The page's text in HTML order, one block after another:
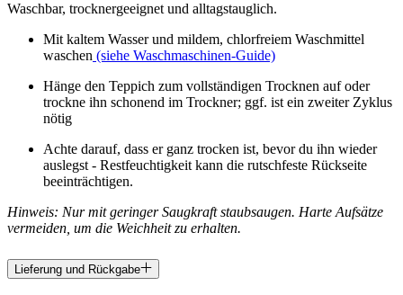
Waschbar, trocknergeeignet und alltagstauglich.
Mit kaltem Wasser und mildem, chlorfreiem Waschmittel
waschen (siehe Waschmaschinen-Guide)
Hänge den Teppich zum vollständigen Trocknen auf oder
trockne ihn schonend im Trockner; ggf. ist ein zweiter Zyklus
nötig
Achte darauf, dass er ganz trocken ist, bevor du ihn wieder
auslegst - Restfeuchtigkeit kann die rutschfeste Rückseite
beeinträchtigen.
Hinweis: Nur mit geringer Saugkraft staubsaugen. Harte Aufsätze
vermeiden, um die Weichheit zu erhalten.
Lieferung und Rückgabe